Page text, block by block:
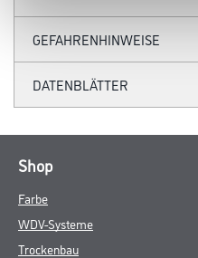
GEFAHRENHINWEISE
DATENBLÄTTER
Shop
Farbe
WDV-Systeme
Trockenbau